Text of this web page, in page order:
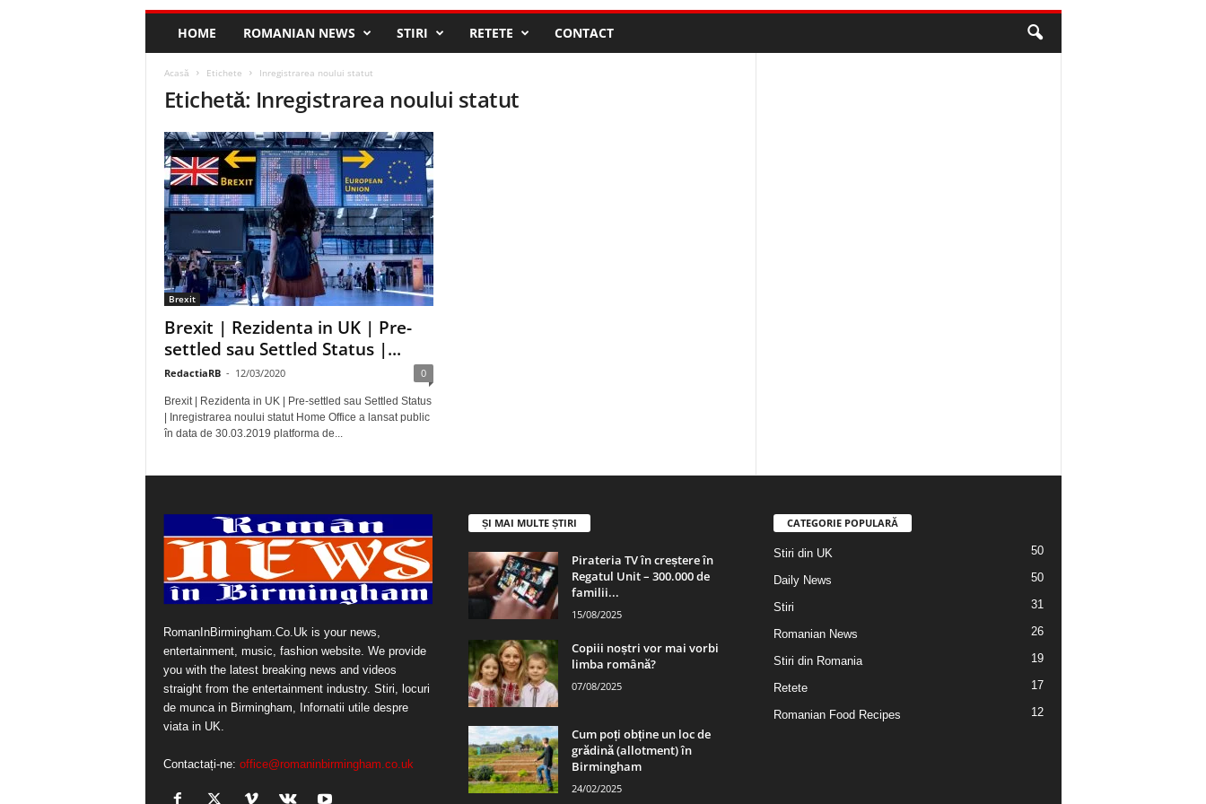
HOME ROMANIAN NEWS STIRI RETETE CONTACT
Acasă Etichete Inregistrarea noului statut
Etichetă: Inregistrarea noului statut
Brexit
Brexit | Rezidenta in UK | Pre-
settled sau Settled Status |...
RedactiaRB - 12/03/2020 0
Brexit | Rezidenta in UK | Pre-settled sau Settled Status
| Inregistrarea noului statut Home Office a lansat public
în data de 30.03.2019 platforma de...
RomanInBirmingham.Co.Uk is your news,
entertainment, music, fashion website. We provide
you with the latest breaking news and videos
straight from the entertainment industry. Stiri, locuri
de munca in Birmingham, Infornatii utile despre
viata in UK.
Contactați-ne: office@romaninbirmingham.co.uk
ȘI MAI MULTE ȘTIRI
Pirateria TV în creștere în
Regatul Unit – 300.000 de
familii...
15/08/2025
Copiii noștri vor mai vorbi
limba română?
07/08/2025
Cum poți obține un loc de
grădină (allotment) în
Birmingham
24/02/2025
CATEGORIE POPULARĂ
Stiri din UK 50
Daily News 50
Stiri 31
Romanian News 26
Stiri din Romania 19
Retete 17
Romanian Food Recipes 12